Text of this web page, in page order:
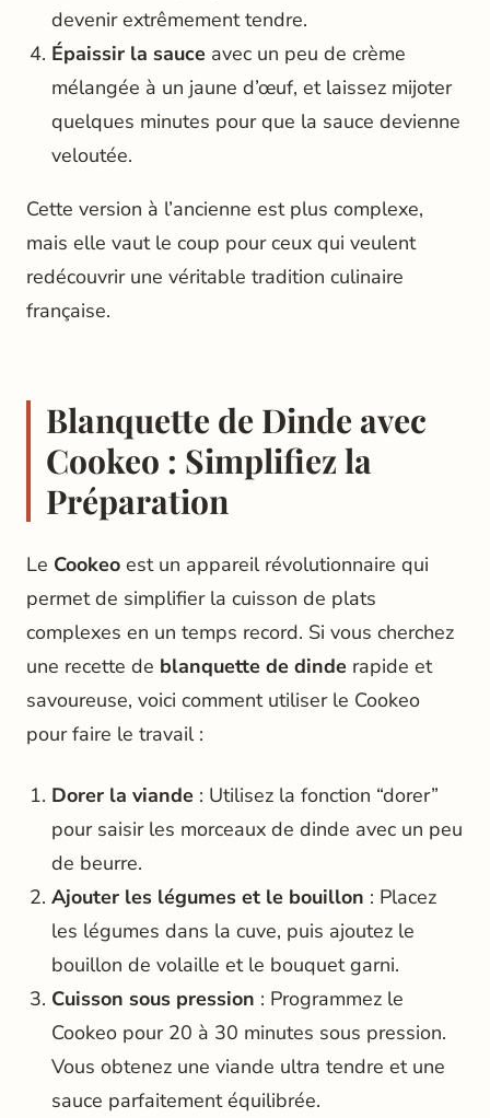
devenir extrêmement tendre.
Épaissir la sauceavec un peu de crème
mélangée à un jaune d’œuf, et laissez mijoter
quelques minutes pour que la sauce devienne
veloutée.
Cette version à l’ancienne est plus complexe,
mais elle vaut le coup pour ceux qui veulent
redécouvrir une véritable tradition culinaire
française.
Blanquette de Dinde avec
Cookeo : Simplifiez la
Préparation
Le Cookeo est un appareil révolutionnaire qui
permet de simplifier la cuisson de plats
complexes en un temps record. Si vous cherchez
une recette de blanquette de dinde rapide et
savoureuse, voici comment utiliser le Cookeo
pour faire le travail :
Dorer la viande: Utilisez la fonction “dorer”
pour saisir les morceaux de dinde avec un peu
de beurre.
Ajouter les légumes et le bouillon : Placez
les légumes dans la cuve, puis ajoutez le
bouillon de volaille et le bouquet garni.
Cuisson sous pression : Programmez le
Cookeo pour 20 à 30 minutes sous pression.
Vous obtenez une viande ultra tendre et une
sauce parfaitement équilibrée.